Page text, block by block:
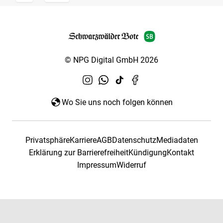
© NPG Digital GmbH 2026
Wo Sie uns noch folgen können
PrivatsphäreKarriereAGBDatenschutzMediadaten
Erklärung zur BarrierefreiheitKündigungKontakt
ImpressumWiderruf